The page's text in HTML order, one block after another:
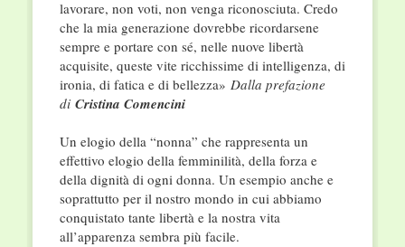
lavorare, non voti, non venga riconosciuta. Credo
che la mia generazione dovrebbe ricordarsene
sempre e portare con sé, nelle nuove libertà
acquisite, queste vite ricchissime di intelligenza, di
ironia, di fatica e di bellezza» Dalla prefazione
di Cristina Comencini
Un elogio della “nonna” che rappresenta un
effettivo elogio della femminilità, della forza e
della dignità di ogni donna. Un esempio anche e
soprattutto per il nostro mondo in cui abbiamo
conquistato tante libertà e la nostra vita
all’apparenza sembra più facile.